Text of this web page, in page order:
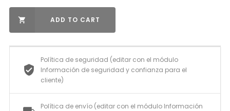
 ADD TO CART
Política de seguridad (editar con el módulo
Información de seguridad y confianza para el
cliente)
Política de envío (editar con el módulo Información